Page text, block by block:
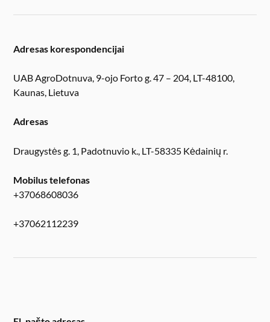
Adresas korespondencijai
UAB AgroDotnuva, 9-ojo Forto g. 47 – 204, LT-48100,
Kaunas, Lietuva
Adresas
Draugystės g. 1, Padotnuvio k., LT-58335 Kėdainių r.
Mobilus telefonas
+37068608036
+37062112239